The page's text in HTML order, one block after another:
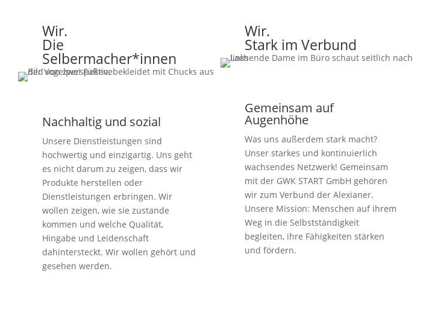
Wir.
Die
Selbermacher*innen
Nachhaltig und sozial
Unsere Dienstleistungen sind
hochwertig und einzigartig. Uns geht
es nicht darum zu zeigen, dass wir
Produkte herstellen oder
Dienstleistungen erbringen. Wir
wollen zeigen, wie sie zustande
kommen und welche Qualität,
Hingabe und Leidenschaft
dahintersteckt. Wir wollen gehört und
gesehen werden.
Wir.
Stark im Verbund
Gemeinsam auf
Augenhöhe
Was uns außerdem stark macht?
Unser starkes und kontinuierlich
wachsendes Netzwerk! Gemeinsam
mit der GWK START GmbH gehören
wir zum Verbund der Alexianer.
Unsere Mission: Menschen auf ihrem
Weg in die Selbstständigkeit
begleiten, ihre Fähigkeiten stärken
und fördern.